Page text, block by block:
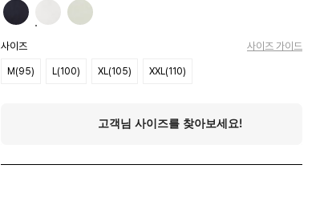
사이즈 사이즈 가이드
M(95) L(100) XL(105) XXL(110)